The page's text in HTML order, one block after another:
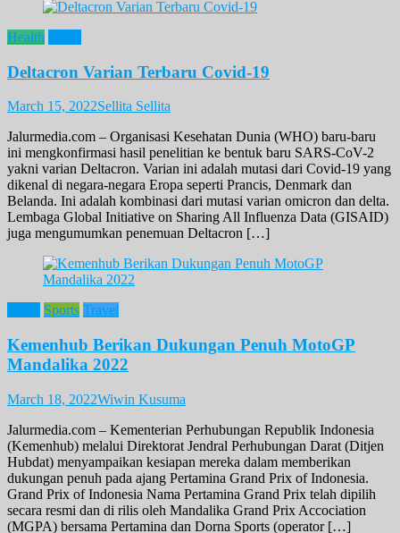
Health
Deltacron Varian Terbaru Covid-19
March 15, 2022Sellita Sellita
Jalurmedia.com – Organisasi Kesehatan Dunia (WHO) baru-baru
ini mengkonfirmasi hasil penelitian ke bentuk baru SARS-CoV-2
yakni varian Deltacron. Varian ini adalah mutasi dari Covid-19 yang
dikenal di negara-negara Eropa seperti Prancis, Denmark dan
Belanda. Ini adalah kombinasi dari mutasi varian omicron dan delta.
Lembaga Global Initiative on Sharing All Influenza Data (GISAID)
juga mengumumkan penemuan Deltacron […]
Sports Travel
Kemenhub Berikan Dukungan Penuh MotoGP
Mandalika 2022
March 18, 2022Wiwin Kusuma
Jalurmedia.com – Kementerian Perhubungan Republik Indonesia
(Kemenhub) melalui Direktorat Jendral Perhubungan Darat (Ditjen
Hubdat) menyampaikan kesiapan mereka dalam memberikan
dukungan penuh pada ajang Pertamina Grand Prix of Indonesia.
Grand Prix of Indonesia Nama Pertamina Grand Prix telah dipilih
secara resmi dan di rilis oleh Mandalika Grand Prix Accociation
(MGPA) bersama Pertamina dan Dorna Sports (operator […]